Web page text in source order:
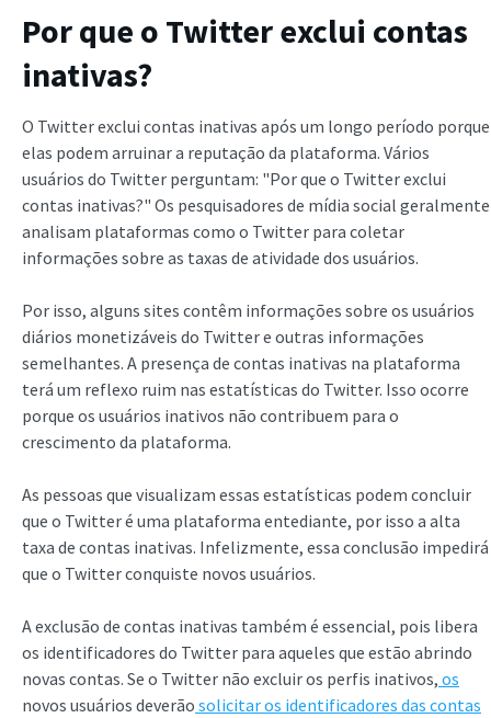
Por que o Twitter exclui contas
inativas?
O Twitter exclui contas inativas após um longo período porque
elas podem arruinar a reputação da plataforma. Vários
usuários do Twitter perguntam: "Por que o Twitter exclui
contas inativas?" Os pesquisadores de mídia social geralmente
analisam plataformas como o Twitter para coletar
informações sobre as taxas de atividade dos usuários.
Por isso, alguns sites contêm informações sobre os usuários
diários monetizáveis do Twitter e outras informações
semelhantes. A presença de contas inativas na plataforma
terá um reflexo ruim nas estatísticas do Twitter. Isso ocorre
porque os usuários inativos não contribuem para o
crescimento da plataforma.
As pessoas que visualizam essas estatísticas podem concluir
que o Twitter é uma plataforma entediante, por isso a alta
taxa de contas inativas. Infelizmente, essa conclusão impedirá
que o Twitter conquiste novos usuários.
A exclusão de contas inativas também é essencial, pois libera
os identificadores do Twitter para aqueles que estão abrindo
novas contas. Se o Twitter não excluir os perfis inativos, os
novos usuários deverão solicitar os identificadores das contas